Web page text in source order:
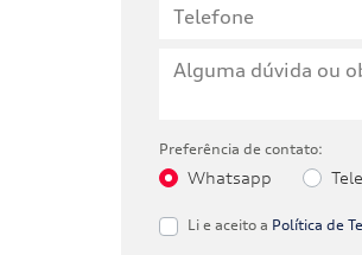
Preferência de contato:
Whatsapp
Li e aceito a Política de